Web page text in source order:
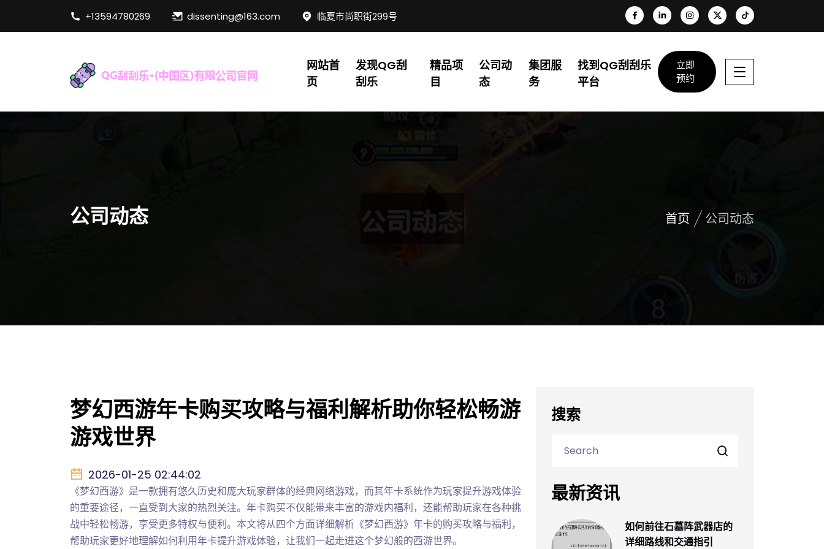
+13594780269 dissenting@163.com 临夏市尚职街299号
网站首
页
发现QG刮
刮乐
精品项
目
公司动
态
集团服
务
找到QG刮刮乐
平台
立即
预约
公司动态 首页 公司动态
梦幻西游年卡购买攻略与福利解析助你轻松畅游
游戏世界
2026-01-25 02:44:02
《梦幻西游》是一款拥有悠久历史和庞大玩家群体的经典网络游戏，而其年卡系统作为玩家提升游戏体验
的重要途径，一直受到大家的热烈关注。年卡购买不仅能带来丰富的游戏内福利，还能帮助玩家在各种挑
战中轻松畅游，享受更多特权与便利。本文将从四个方面详细解析《梦幻西游》年卡的购买攻略与福利，
帮助玩家更好地理解如何利用年卡提升游戏体验，让我们一起走进这个梦幻般的西游世界。
搜索
最新资讯
如何前往石墓阵武器店的
详细路线和交通指引